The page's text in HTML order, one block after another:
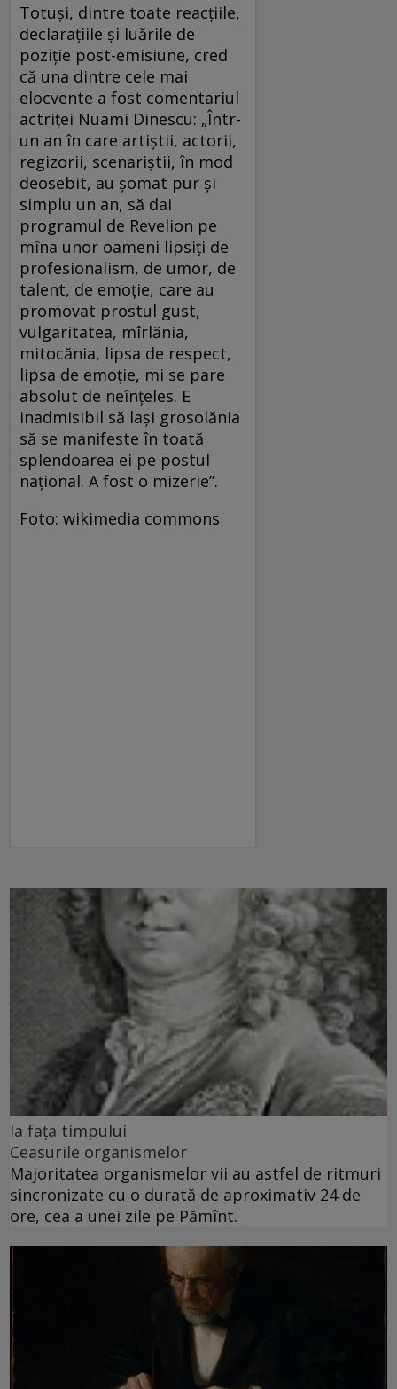
Totuși, dintre toate reacțiile,
declarațiile și luările de
poziție post-emisiune, cred
că una dintre cele mai
elocvente a fost comentariul
actriței Nuami Dinescu: „Într-
un an în care artiştii, actorii,
regizorii, scenariştii, în mod
deosebit, au şomat pur şi
simplu un an, să dai
programul de Revelion pe
mîna unor oameni lipsiţi de
profesionalism, de umor, de
talent, de emoţie, care au
promovat prostul gust,
vulgaritatea, mîrlănia,
mitocănia, lipsa de respect,
lipsa de emoţie, mi se pare
absolut de neînţeles. E
inadmisibil să laşi grosolănia
să se manifeste în toată
splendoarea ei pe postul
naţional. A fost o mizerie”.
Foto: wikimedia commons
la fața timpului
Ceasurile organismelor
Majoritatea organismelor vii au astfel de ritmuri
sincronizate cu o durată de aproximativ 24 de
ore, cea a unei zile pe Pămînt.